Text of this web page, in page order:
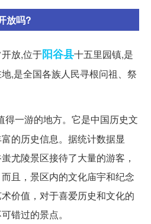
放吗?
放,位于阳谷县十五里园镇,是
,是全国各族人民寻根问祖、祭
得一游的地方。它是中国历史文
的历史信息。据统计数据显
尤陵景区接待了大量的游客，
且，景区内的文化庙宇和纪念
价值，对于喜爱历史和文化的
错过的景点。